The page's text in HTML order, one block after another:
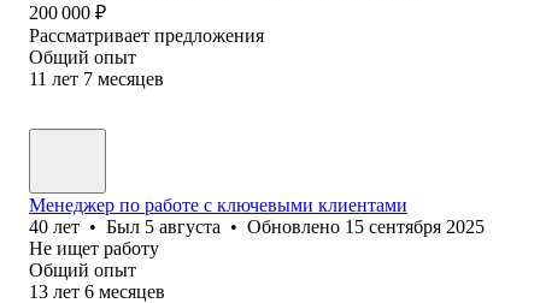
200 000 ₽
Рассматривает предложения
Общий опыт
11 лет 7 месяцев
Менеджер по работе с ключевыми клиентами
40 лет • Был 5 августа • Обновлено 15 сентября 2025
Не ищет работу
Общий опыт
13 лет 6 месяцев